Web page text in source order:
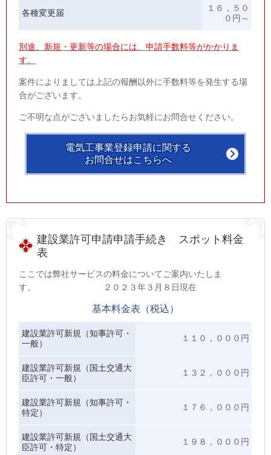
各種変更届
１６，５０
０円～
別途、新規・更新等の場合には、申請手数料等がかかりま
す。
案件によりましては上記の報酬以外に手数料等を発生する場
合がございます。
ご不明な点がございましたらお気軽にお問合せください。
電気工事業登録申請に関する
お問合せはこちらへ
建設業許可申請申請手続き スポット料金
表
ここでは弊社サービスの料金についてご案内いたしま
す。 ２０２３年３月８日現在
基本料金表（税込）
建設業許可新規（知事許可・
一般）
１１０，０００円
建設業許可新規（国土交通大
臣許可・一般）
１３２，０００円
建設業許可新規（知事許可・
特定）
１７６，０００円
建設業許可新規（国土交通大
臣許可・特定）
１９８，０００円